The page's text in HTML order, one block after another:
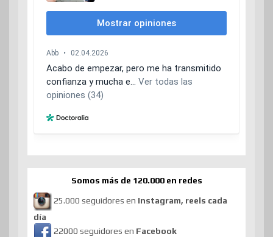
Somos más de 120.000 en redes
25.000 seguidores en Instagram, reels cada
día
22000 seguidores en Facebook